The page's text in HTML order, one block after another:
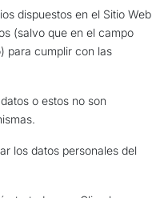
dispuestos en el Sitio Web
(salvo que en el campo
para cumplir con las
o estos no son
los datos personales del